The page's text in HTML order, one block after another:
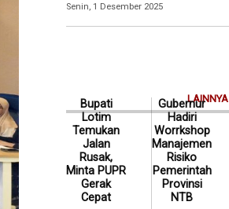
Senin, 1 Desember 2025
LAINNYA
Bupati
Lotim
Temukan
Jalan
Rusak,
Minta PUPR
Gerak
Cepat
Gubernur
Hadiri
Worrkshop
Manajemen
Risiko
Pemerintah
Provinsi
NTB